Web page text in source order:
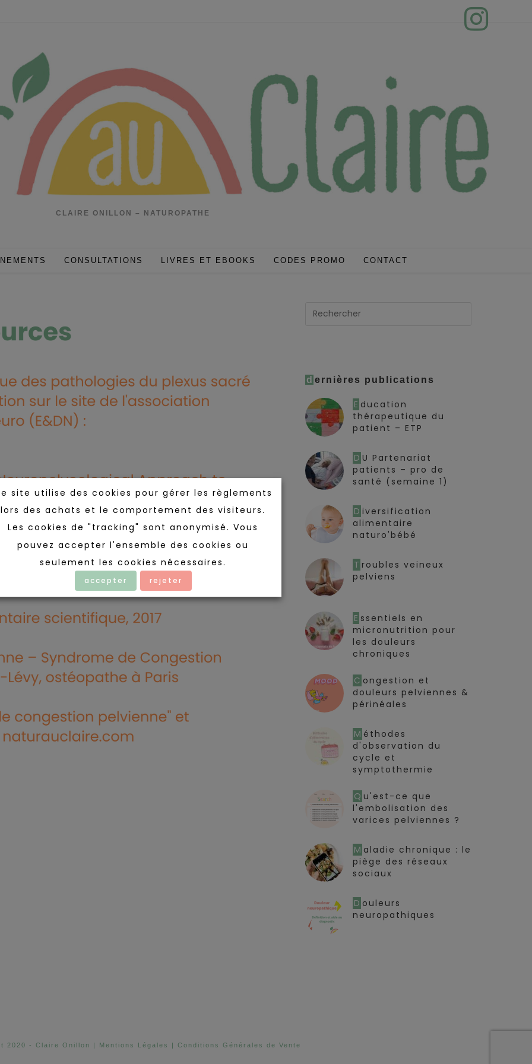
CLAIRE ONILLON – NATUROPATHE
CONSULTATIONS LIVRES ET EBOOKS CODES PROMO CONTACT
dernières publications
Education
thérapeutique du
patient – ETP
DU Partenariat
patients – pro de
santé (semaine 1)
Diversification
alimentaire
naturo'bébé
Troubles veineux
pelviens
Essentiels en
micronutrition pour
les douleurs
chroniques
Congestion et
douleurs pelviennes &
périnéales
Méthodes
d'observation du
cycle et
symptothermie
Qu'est-ce que
l'embolisation des
varices pelviennes ?
Maladie chronique : le
piège des réseaux
sociaux
Douleurs
neuropathiques
2020 - Claire Onillon | Mentions Légales | Conditions Générales de Vente
site utilise des cookies pour gérer les règlements
lors des achats et le comportement des visiteurs.
Les cookies de "tracking" sont anonymisé. Vous
pouvez accepter l'ensemble des cookies ou
seulement les cookies nécessaires.
accepter rejeter